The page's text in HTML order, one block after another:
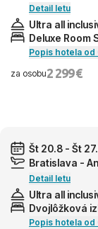
Detail letu
Ultra all
Deluxe Room
Popis hotela od
za osobu2 299 €
Št 20.8 - Št
Bratislava -
Detail letu
Ultra all
Dvojlôžková
Popis hotela od